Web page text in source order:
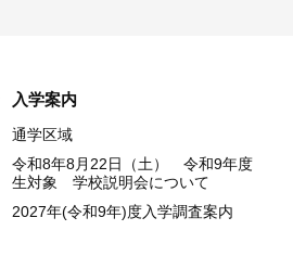
入学案内
通学区域
令和8年8月22日（土） 令和9年度
生対象 学校説明会について
2027年(令和9年)度入学調査案内